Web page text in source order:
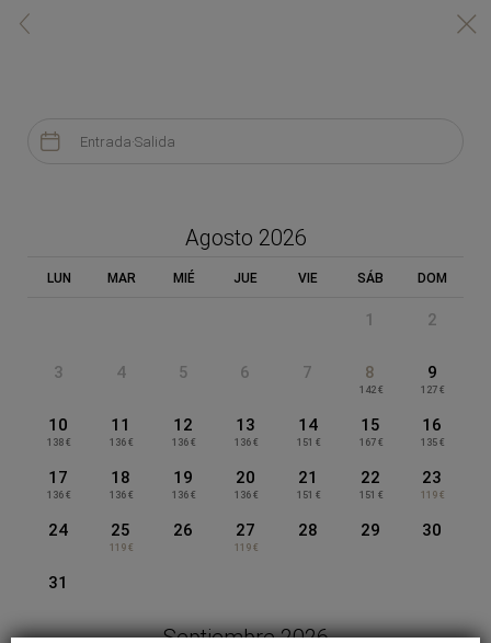


 Entrada·Salida
Agosto 2026
LUN MAR MIÉ JUE VIE SÁB DOM
1 2
3 4 5 6 7 8
142 €
9
127 €
10
138 €
11
136 €
12
136 €
13
136 €
14
151 €
15
167 €
16
135 €
17
136 €
18
136 €
19
136 €
20
136 €
21
151 €
22
151 €
23
119 €
24 25
119 €
26 27
119 €
28 29 30
31
Septiembre 2026
APROVECHA LAS VENTAJAS
Reservando en nuestra web
con nosotros